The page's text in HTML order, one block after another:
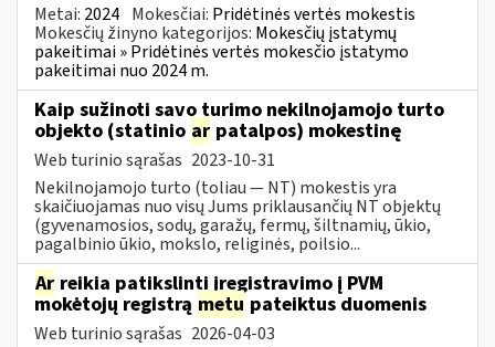
Metai: 2024 Mokesčiai: Pridėtinės vertės mokestis
Mokesčių žinyno kategorijos: Mokesčių įstatymų
pakeitimai » Pridėtinės vertės mokesčio įstatymo
pakeitimai nuo 2024 m.
Kaip sužinoti savo turimo nekilnojamojo turto
objekto (statinio ar patalpos) mokestinę
Web turinio sąrašas 2023-10-31
Nekilnojamojo turto (toliau ― NT) mokestis yra
skaičiuojamas nuo visų Jums priklausančių NT objektų
(gyvenamosios, sodų, garažų, fermų, šiltnamių, ūkio,
pagalbinio ūkio, mokslo, religinės, poilsio...
Ar reikia patikslinti įregistravimo į PVM
mokėtojų registrą metu pateiktus duomenis
Web turinio sąrašas 2026-04-03